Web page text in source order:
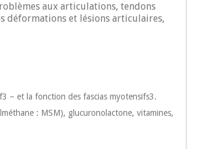
aux articulations, tendons
déformations et lésions articulaires,
– et la fonction des fascias myotensifs3.
: MSM), glucuronolactone, vitamines,